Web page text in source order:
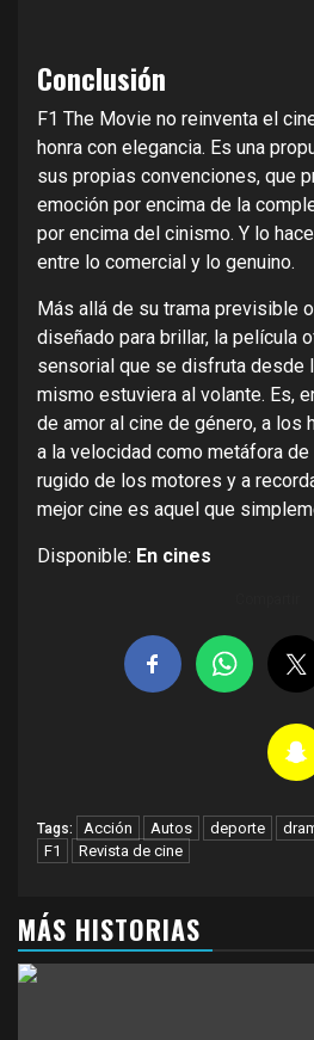
Conclusión
F1 The Movie no reinventa el
honra con elegancia. Es una
sus propias convenciones, que
emoción por encima de la
por encima del cinismo. Y lo
entre lo comercial y lo genuino.
Más allá de su trama previsible
diseñado para brillar, la película
sensorial que se disfruta desde
mismo estuviera al volante. Es,
de amor al cine de género, a
a la velocidad como metáfora
rugido de los motores y a
mejor cine es aquel que
Disponible: En cines
Tags: Acción Autos deporte
F1
Revista de cine
MÁS HISTORIAS